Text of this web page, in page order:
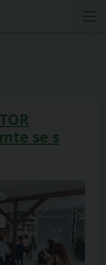
se s